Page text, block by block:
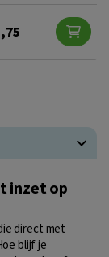
inzet op
direct met
blijf je